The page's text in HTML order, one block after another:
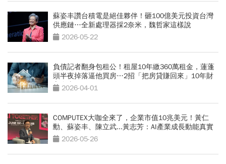
蘇姿丰讚台積電是絕佳夥伴！砸100億美元投資台灣
供應鏈…全新處理器採2奈米，魏哲家這樣說
2026-05-22
負債記者翻身包租公！租屋10年繳360萬租金，蓮蓬
頭半夜掉落逼他買房…2招「把房貸賺回來」10年財
富自由
2026-04-01
COMPUTEX大咖全來了，企業市值10兆美元！黃仁
勳、蘇姿丰、陳立武...黃志芳：AI產業成長動能真實
2026-05-26